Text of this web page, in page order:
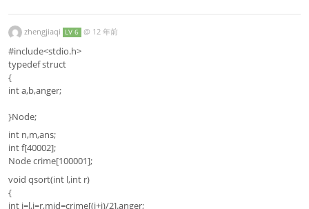
zhengjiaqi LV 6 @ 12 年前
#include<stdio.h>
typedef struct
{
int a,b,anger;
}Node;
int n,m,ans;
int f[40002];
Node crime[100001];
void qsort(int l,int r)
{
int i=l,j=r,mid=crime[(i+j)/2].anger;